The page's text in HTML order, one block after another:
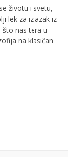
životu i svetu,
lek za izlazak iz
nas tera u
na klasičan